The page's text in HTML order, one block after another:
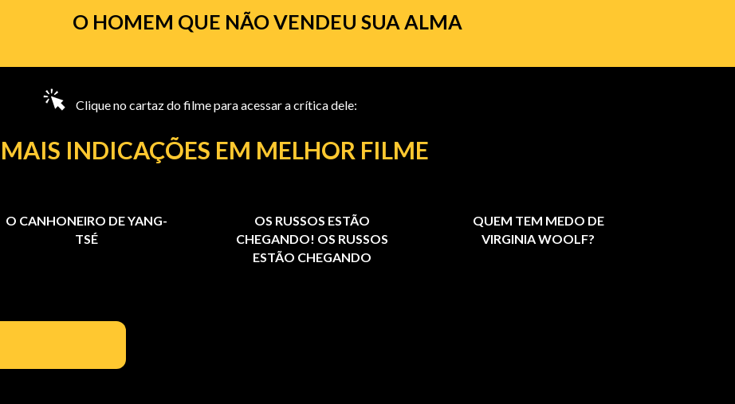
O HOMEM QUE NÃO VENDEU SUA ALMA
Clique no cartaz do filme para acessar a crítica dele:
INDICAÇÕES EM MELHOR FILME
O CANHONEIRO DE YANG-
TSÉ
OS RUSSOS ESTÃO
CHEGANDO! OS RUSSOS
ESTÃO CHEGANDO
QUEM TEM MEDO DE
VIRGINIA WOOLF?